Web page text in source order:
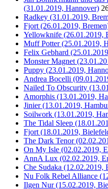
(31.01.2019, Hannover)
Radkey (31.01.2019,
Fjort (26.01.2019,
Yellowknife (26.01.2019,
Muff Potter (25.01.2019,
Felix Gebhard
Monster Magnet
Puppy (23.01.2019,
Andrea Bocelli
Nailed To Obscurity
Amorphis (13.01.2019,
Jinier (13.01.2019,
Soilwork (13.01.2019,
The Tidal Sleep
Fjort (18.01.2019,
The Dark Tenor
On My Isle (02.02.2019,
AnnA Lux (02.02.2019,
Che Sudaka (12.02.2019,
Nu Folk Rebel Alliance
Ilgen Nur (15.02.2019,